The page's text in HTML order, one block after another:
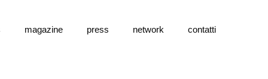
magazine press network contatti